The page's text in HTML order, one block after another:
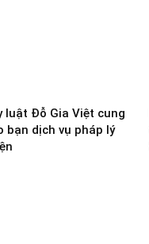
luật Đỗ Gia Việt cung
bạn dịch vụ pháp lý